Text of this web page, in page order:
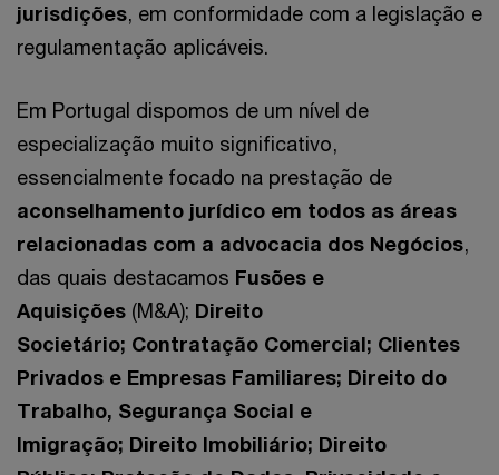
jurisdições, em conformidade com a legislação e
regulamentação aplicáveis.
Em Portugal dispomos de um nível de
especialização muito significativo,
essencialmente focado na prestação de
aconselhamento jurídico em todos as áreas
relacionadas com a advocacia dos Negócios,
das quais destacamos Fusões e
Aquisições (M&A); Direito
Societário; Contratação Comercial; Clientes
Privados e Empresas Familiares; Direito do
Trabalho, Segurança Social e
Imigração; Direito Imobiliário; Direito